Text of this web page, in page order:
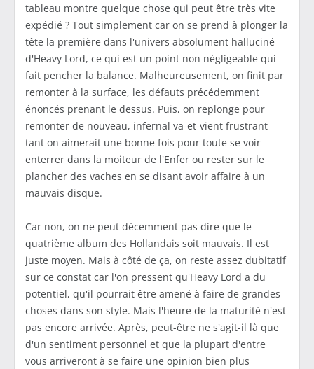
tableau montre quelque chose qui peut être très vite
expédié ? Tout simplement car on se prend à plonger la
tête la première dans l'univers absolument halluciné
d'Heavy Lord, ce qui est un point non négligeable qui
fait pencher la balance. Malheureusement, on finit par
remonter à la surface, les défauts précédemment
énoncés prenant le dessus. Puis, on replonge pour
remonter de nouveau, infernal va-et-vient frustrant
tant on aimerait une bonne fois pour toute se voir
enterrer dans la moiteur de l'Enfer ou rester sur le
plancher des vaches en se disant avoir affaire à un
mauvais disque.
Car non, on ne peut décemment pas dire que le
quatrième album des Hollandais soit mauvais. Il est
juste moyen. Mais à côté de ça, on reste assez dubitatif
sur ce constat car l'on pressent qu'Heavy Lord a du
potentiel, qu'il pourrait être amené à faire de grandes
choses dans son style. Mais l'heure de la maturité n'est
pas encore arrivée. Après, peut-être ne s'agit-il là que
d'un sentiment personnel et que la plupart d'entre
vous arriveront à se faire une opinion bien plus